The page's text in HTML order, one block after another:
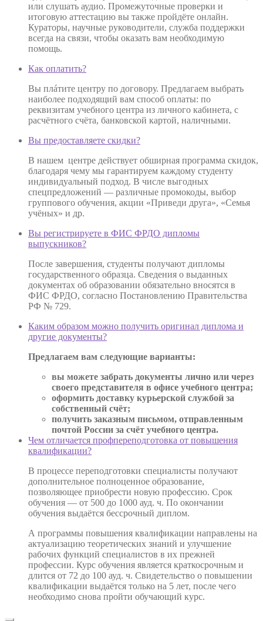
или слушать аудио. Промежуточные проверки и
итоговую аттестацию вы также пройдёте онлайн.
Кураторы, научные руководители, служба поддержки
всегда на связи, чтобы оказать вам необходимую
помощь.
Как оплатить?
Вы плáтите центру по договору. Предлагаем выбрать
наиболее подходящий вам способ оплаты: по
реквизитам учебного центра из личного кабинета, с
расчётного счёта, банковской картой, наличными.
Вы предоставляете скидки?
В нашем центре действует обширная программа скидок,
благодаря чему мы гарантируем каждому студенту
индивидуальный подход. В числе выгодных
спецпредложений — различные промокоды, выбор
группового обучения, акции «Приведи друга», «Семья
учёных» и др.
Вы регистрируете в ФИС ФРДО дипломы
выпускников?
После завершения, студенты получают дипломы
государственного образца. Сведения о выданных
документах об образовании обязательно вносятся в
ФИС ФРДО, согласно Постановлению Правительства
РФ № 729.
Каким образом можно получить оригинал диплома и
другие документы?
Предлагаем вам следующие варианты:
вы можете забрать документы лично или через
своего представителя в офисе учебного центра;
оформить доставку курьерской службой за
собственный счёт;
получить заказным письмом, отправленным
почтой России за счёт учебного центра.
Чем отличается профпереподготовка от повышения
квалификации?
В процессе переподготовки специалисты получают
дополнительное полноценное образование,
позволяющее приобрести новую профессию. Срок
обучения — от 500 до 1000 ауд. ч. По окончании
обучения выдаётся бессрочный диплом.
А программы повышения квалификации направлены на
актуализацию теоретических знаний и улучшение
рабочих функций специалистов в их прежней
профессии. Курс обучения является краткосрочным и
длится от 72 до 100 ауд. ч. Свидетельство о повышении
квалификации выдаётся только на 5 лет, после чего
необходимо снова пройти обучающий курс.